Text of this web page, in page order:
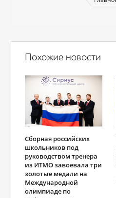
Похожие новости
Сборная российских
школьников под
руководством тренера
из ИТМО завоевала три
золотые медали на
Международной
олимпиаде по